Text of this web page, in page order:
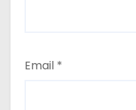
Email *